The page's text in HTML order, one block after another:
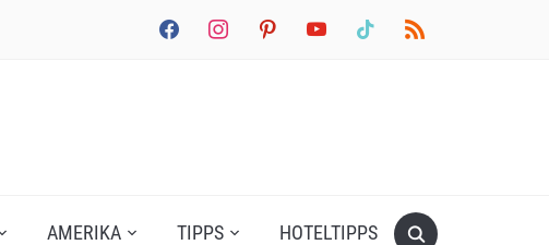
facebookinstagrampinterestyoutube tiktok rss
AMERIKA TIPPS HOTELTIPPS